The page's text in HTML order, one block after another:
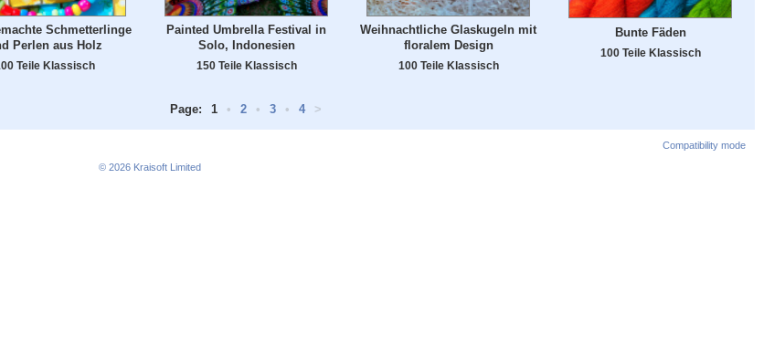
Schmetterlinge
Perlen aus Holz
Teile Klassisch
Painted Umbrella Festival in
Solo, Indonesien
150 Teile Klassisch
Weihnachtliche Glaskugeln mit
floralem Design
100 Teile Klassisch
Bunte Fäden
100 Teile Klassisch
Page: 1 • 2 • 3 • 4 >
Compatibility mode
© 2026 Kraisoft Limited